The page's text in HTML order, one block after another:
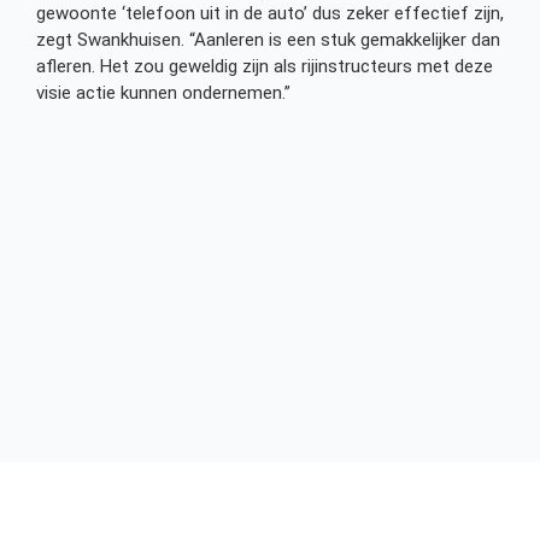
gewoonte ‘telefoon uit in de auto’ dus zeker effectief zijn,
zegt Swankhuisen. “Aanleren is een stuk gemakkelijker dan
afleren. Het zou geweldig zijn als rijinstructeurs met deze
visie actie kunnen ondernemen.”